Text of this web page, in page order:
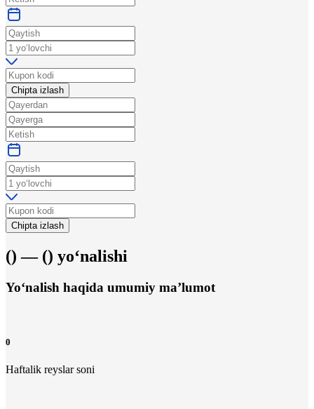
Chipta izlash
Chipta izlash
() — () yo‘nalishi
Yo‘nalish haqida umumiy ma’lumot
0
Haftalik reyslar soni